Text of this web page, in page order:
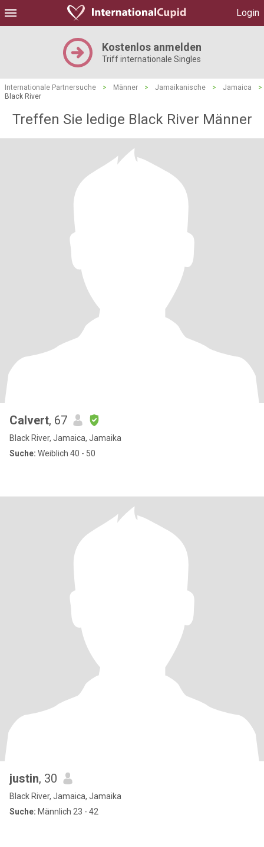
Login
Kostenlos anmelden
Triff internationale Singles
Internationale Partnersuche > Männer > Jamaikanische > Jamaica
>
Black River
Treffen Sie ledige Black River Männer
Calvert, 67
Black River, Jamaica, Jamaika
Suche: Weiblich 40 - 50
justin, 30
Black River, Jamaica, Jamaika
Suche: Männlich 23 - 42